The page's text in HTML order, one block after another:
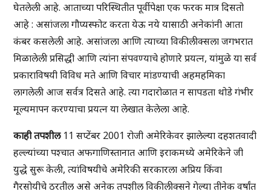
घेतलेली आहे. आताच्या परिस्थितीत पूर्वीपेक्षा एक फरक मात्र दिसतो
आहे : असांजला गौप्यस्फोट करता येऊ नये यासाठी अनेकांनी आता
कंबर कसलेली आहे. असांजला आणि त्याच्या विकीलीक्सला जगभरात
मिळालेली प्रसिद्धी आणि त्यांना संपवण्याचे होणारे प्रयत्न, यांमुळे या सर्व
प्रकाराविषयी विविध मते आणि विचार मांडण्याची अहमहमिका
लागलेली आज सर्वत्र दिसते आहे. त्या गदारोळात न सापडता थोडे गंभीर
मूल्यमापन करण्याचा प्रयत्न या लेखात केलेला आहे.
काही तपशील 11 सप्टेंबर 2001 रोजी अमेरिकेवर झालेल्या दहशतवादी
हल्ल्यांच्या पश्चात अफगाणिस्तानात आणि इराकमध्ये अमेरिकेने जी
युद्धे सुरू केली, त्यांविषयीचे अमेरिकी सरकारला अप्रिय किंवा
गैरसोयीचे ठरतील असे अनेक तपशील विकीलीक्सने गेल्या तीनेक वर्षांत